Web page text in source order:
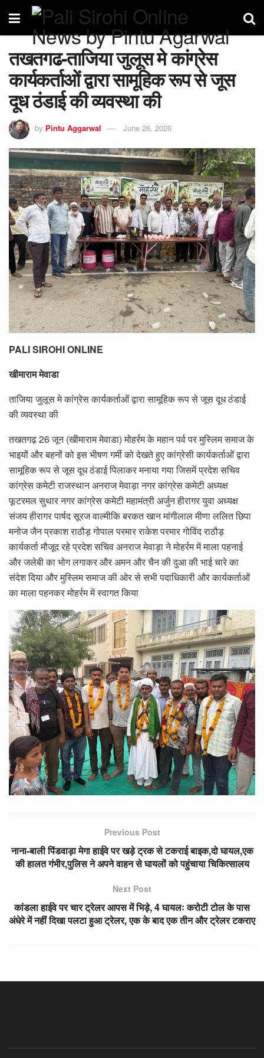
तखतगढ-ताजिया जुलूस मे कांग्रेस
कार्यकर्ताओं द्वारा सामूहिक रूप से जूस
दूध ठंडाई की व्यवस्था की
by Pintu Aggarwal June 26, 2026
PALI SIROHI ONLINE
खीमाराम मेवाडा
ताजिया जुलूस मे कांग्रेस कार्यकर्ताओं द्वारा सामूहिक रूप से जूस दूध ठंडाई
की व्यवस्था की
तखतगढ़ 26 जून (खीमाराम मेवाडा) मोहर्रम के महान पर्व पर मुस्लिम समाज के
भाइयों और बहनों को इस भीषण गर्मी को देखते हुए कांग्रेसी कार्यकर्ताओं द्वारा
सामूहिक रूप से जूस दूध ठंडाई पिलाकर मनाया गया जिसमें प्रदेश सचिव
कांग्रेस कमेटी राजस्थान अनराज मेवाड़ा नगर कांग्रेस कमेटी अध्यक्ष
फूटरमल सुथार नगर कांग्रेस कमेटी महामंत्री अर्जुन हीरागर युवा अध्यक्ष
संजय हीरागर पार्षद सूरज वाल्मीकि बरकत खान मांगीलाल मीणा ललित छिपा
मनोज जैन प्रकाश राठौड़ गोपाल परमार राकेश परमार गोविंद राठौड़
कार्यकर्ता मौजूद रहे प्रदेश सचिव अनराज मेवाड़ा ने मोहर्रम में माला पहनाई
और जलेबी का भोग लगाकर और अमन और चैन की दुआ की भाई चारे का
संदेश दिया और मुस्लिम समाज की ओर से सभी पदाधिकारी और कार्यकर्ताओं
का माला पहनकर मोहर्रम में स्वागत किया
Previous Post
नाना-बाली पिंडवाड़ा मेगा हाईवे पर खड़े ट्रक से टकराई बाइक,दो घायल,एक
की हालत गंभीर,पुलिस ने अपने वाहन से घायलों को पहुंचाया चिकित्सालय
Next Post
कांडला हाईवे पर चार ट्रेलर आपस में भिड़े, 4 घायलः करोटी टोल के पास
अंधेरे में नहीं दिखा पलटा हुआ ट्रेलर, एक के बाद एक तीन और ट्रेलर टकराए